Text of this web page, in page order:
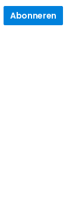
Abonneren